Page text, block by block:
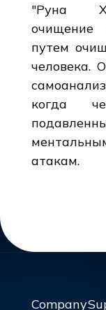
"Руна
путем
человека.
когда
атакам.
Company